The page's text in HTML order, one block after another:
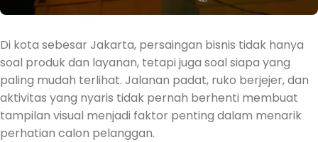
Di kota sebesar Jakarta, persaingan bisnis tidak hanya
soal produk dan layanan, tetapi juga soal siapa yang
paling mudah terlihat. Jalanan padat, ruko berjejer, dan
aktivitas yang nyaris tidak pernah berhenti membuat
tampilan visual menjadi faktor penting dalam menarik
perhatian calon pelanggan.